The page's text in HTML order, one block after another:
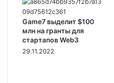
Game7 выделит $100
млн на гранты для
стартапов Web3
29.11.2022